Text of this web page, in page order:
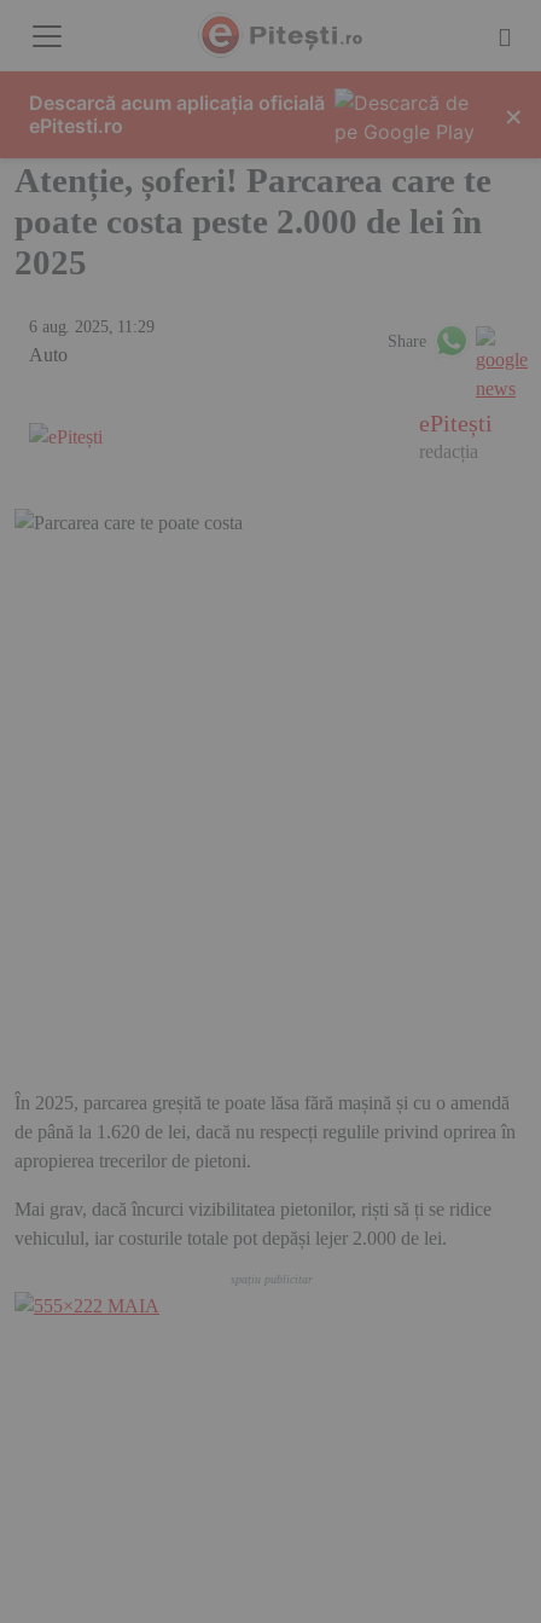
Atenție, șoferi! Parcarea care te
poate costa peste 2.000 de lei în
2025
6 aug. 2025, 11:29
Auto
Share
ePitești
redacția
În 2025, parcarea greșită te poate lăsa fără mașină și cu o amendă
de până la 1.620 de lei, dacă nu respecți regulile privind oprirea în
apropierea trecerilor de pietoni.
Mai grav, dacă încurci vizibilitatea pietonilor, riști să ți se ridice
vehiculul, iar costurile totale pot depăși lejer 2.000 de lei.
Descarcă acum aplicația oficială
ePitesti.ro
×